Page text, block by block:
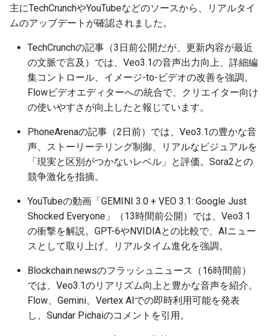
2026-05-27
2026-05-25
2026-05-24
2026-05-22
2026-05-20
2026-05-19
2026-05-18
2026-05-17
2025-11-11
2025-11-09
2025-11-08
2025-11-06
2025-11-04
2025-11-03
2025-11-02
2025-11-01
2026-05-27
2026-05-25
2026-05-24
2026-05-22
2026-05-20
2026-05-19
2026-05-18
2026-05-17
2025-11-11
2025-11-09
2025-11-08
2025-11-06
2025-11-04
2025-11-03
2025-11-02
2025-11-01
2026-05-24
2026-05-22
2026-05-21
2026-05-19
2026-05-17
2026-05-16
2026-05-15
2026-05-14
2025-11-11
2025-11-09
2025-11-08
2025-11-06
2025-11-04
2025-11-03
2025-11-02
2025-11-01
2026-05-23
2026-05-21
2026-05-20
2026-05-18
2026-05-17
2026-05-16
2026-05-15
2026-05-14
2026-05-13
2026-05-27
2026-05-25
2026-05-24
2026-05-22
2026-05-20
2026-05-18
主にTechCrunchやYouTubeなどのソースから、リアルタイ
ムのアップデートが確認されました。
TechCrunchの記事（3日前公開だが、更新内容が最近
の文脈で言及）では、Veo3.1の音声出力向上、詳細編
集コントロール、イメージ-to-ビデオの改善を強調。
Flowビデオエディターへの統合で、クリエイター向け
の使いやすさが向上したと報じています。
PhoneArenaの記事（2日前）では、Veo3.1の豊かな音
声、ストーリーテリング制御、リアルなビジュアルを
「現実と区別がつかないレベル」と評価。Sora2との
競争激化を指摘。
YouTubeの動画「GEMINI 3.0 + VEO 3.1: Google Just
Shocked Everyone」（13時間前公開）では、Veo3.1
の衝撃を解説。GPT-6やNVIDIAとの比較で、AIニュー
スとして取り上げ、リアルタイム進化を強調。
Blockchain.newsのフラッシュニュース（16時間前）
では、Veo3.1のリアリズム向上と豊かな音声を紹介。
Flow、Gemini、Vertex AIでの即時利用可能を発表
し、Sundar Pichaiのコメントを引用。